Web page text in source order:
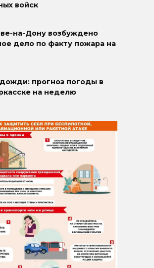
войск
на-Дону возбуждено
дело по факту пожара на
прогноз погоды в
на неделю